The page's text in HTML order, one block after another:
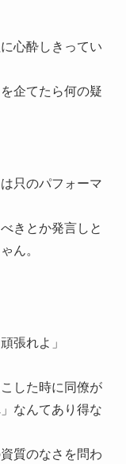
心酔しきってい
企てたら何の疑
只のパフォーマ
きとか発言しと
ん。
張れよ」
した時に同僚が
なんてあり得な
質のなさを問わ